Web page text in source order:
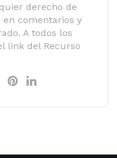
derecho de
comentarios y
A todos los
link del Recurso